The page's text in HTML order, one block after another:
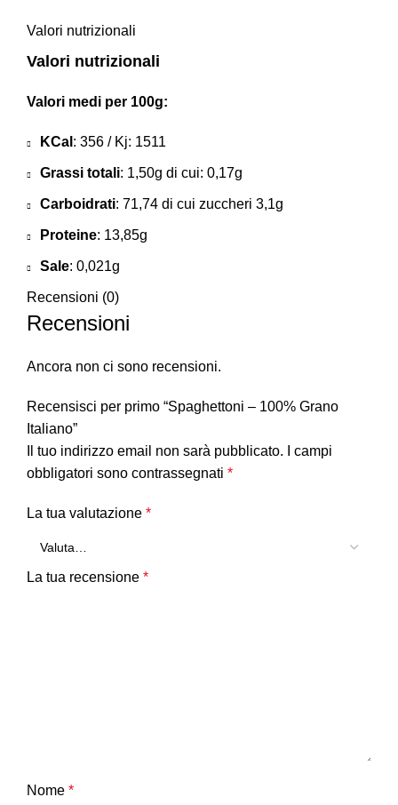
Valori nutrizionali
Valori nutrizionali
Valori medi per 100g:
KCal : 356 / Kj: 1511
Grassi totali: 1,50g di cui: 0,17g
Carboidrati: 71,74 di cui zuccheri 3,1g
Proteine: 13,85g
Sale: 0,021g
Recensioni (0)
Recensioni
Ancora non ci sono recensioni.
Recensisci per primo “Spaghettoni – 100% Grano
Italiano”
Il tuo indirizzo email non sarà pubblicato.
I campi
obbligatori sono contrassegnati *
La tua valutazione *
La tua recensione *
Nome *